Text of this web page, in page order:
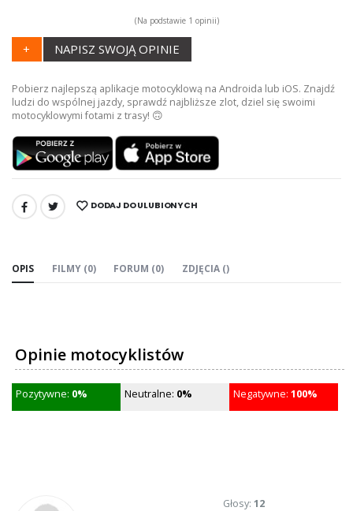
(Na podstawie 1 opinii)
+ NAPISZ SWOJĄ OPINIE
Pobierz najlepszą aplikacje motocyklową na Androida lub iOS. Znajdź
ludzi do wspólnej jazdy, sprawdź najbliższe zlot, dziel się swoimi
motocyklowymi fotami z trasy! 🙃
UDOSTĘPNIJ: DODAJ DO ULUBIONYCH
OPIS FILMY (0) FORUM (0) ZDJĘCIA ()
Opinie motocyklistów
Pozytywne: 0% Neutralne: 0% Negatywne: 100%
Głosy: 12